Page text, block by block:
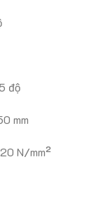
độ
mm
N/mm²